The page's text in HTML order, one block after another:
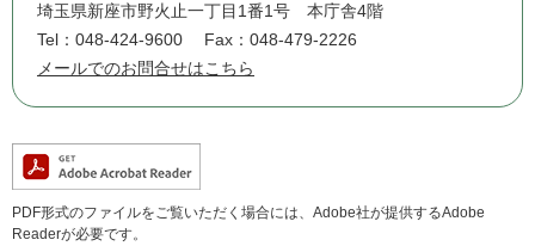
埼玉県新座市野火止一丁目1番1号 本庁舎4階
Tel：048-424-9600
Fax：048-479-2226
メールでのお問合せはこちら
PDF形式のファイルをご覧いただく場合には、Adobe社が提供するAdobe
Readerが必要です。